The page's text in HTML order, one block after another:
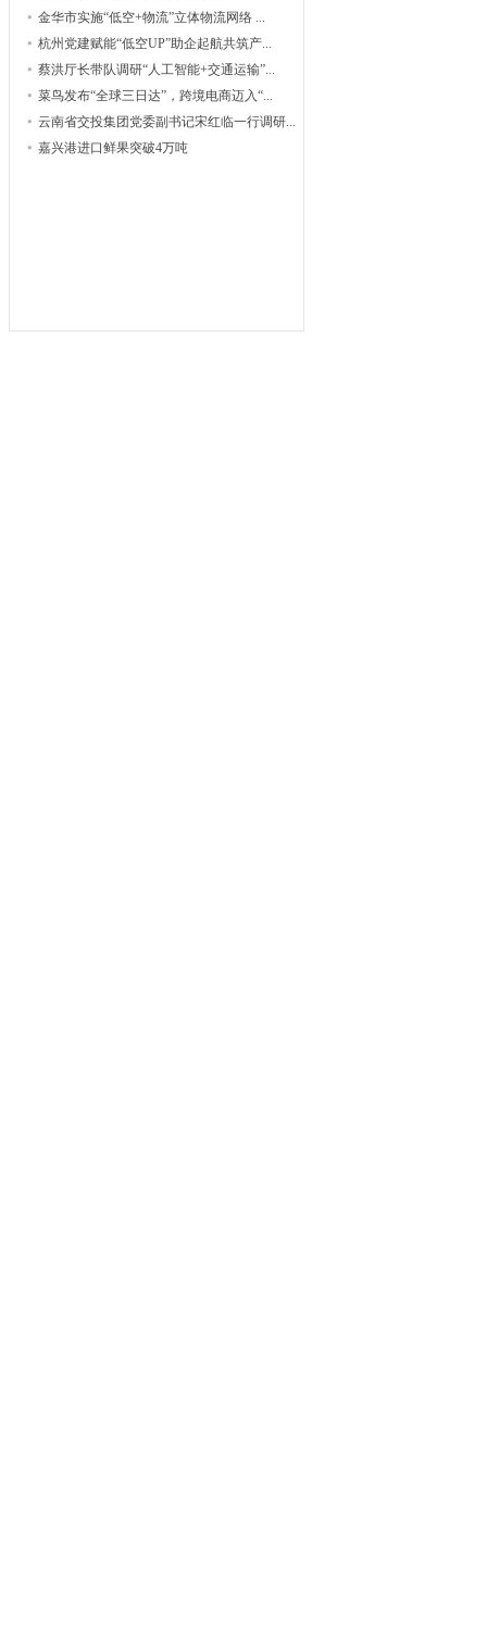
金华市实施“低空+物流”立体物流网络 ...
杭州党建赋能“低空UP”助企起航共筑产...
蔡洪厅长带队调研“人工智能+交通运输”...
菜鸟发布“全球三日达”，跨境电商迈入“...
云南省交投集团党委副书记宋红临一行调研...
嘉兴港进口鲜果突破4万吨